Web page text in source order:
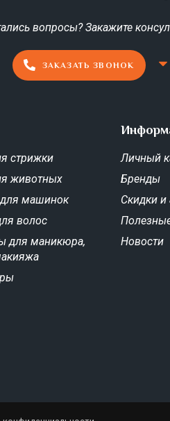
вопросы? Закажите
ЗАКАЗАТЬ ЗВОНОК
стрижки
животных
машинок
волос
для маникюра,
Личный
Бренды
Скидки и
Новости